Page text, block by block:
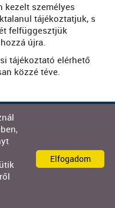
kezelt személyes
tájékoztatjuk, s
felfüggesztjük
újra.
tájékoztató elérhető
közzé téve.
Kft.
tájékoztatól
Elfogadom